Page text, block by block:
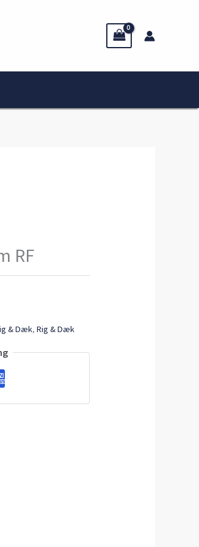
RF
& Dæk,Rig & Dæk